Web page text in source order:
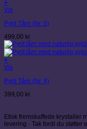
+
Vis
Pyrit Tårn (Nr. 5)
499,00 kr.
+
Vis
Pyrit Tårn (Nr. 4)
399,00 kr.
Etisk fremskaffede krystaller
levering · Tak fordi du støtter